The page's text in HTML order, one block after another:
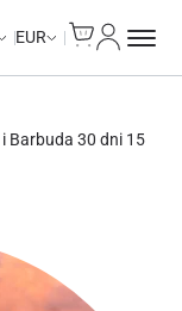
EUR
Barbuda 30 dni 15